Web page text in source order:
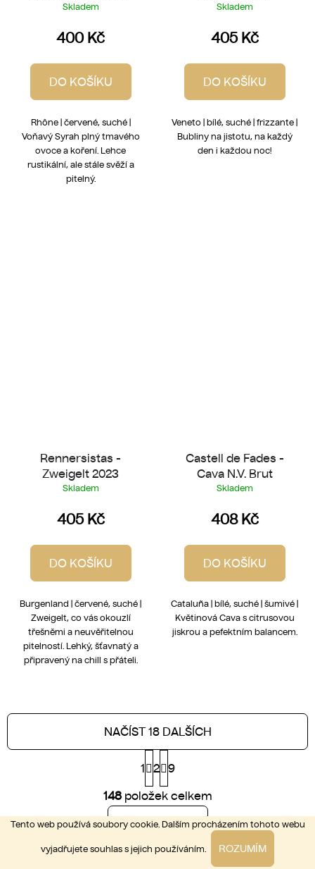
Tento web používá soubory cookie. Dalším procházením tohoto webu
vyjadřujete souhlas s jejich používáním. ROZUMÍM
Skladem
400 Kč
DO KOŠÍKU
Rhône | červené, suché |
Voňavý Syrah plný tmavého
ovoce a koření. Lehce
rustikální, ale stále svěží a
pitelný.
Skladem
405 Kč
DO KOŠÍKU
Veneto | bílé, suché | frizzante |
Bubliny na jistotu, na každý
den i každou noc!
Rennersistas -
Zweigelt 2023
Skladem
405 Kč
DO KOŠÍKU
Burgenland | červené, suché |
Zweigelt, co vás okouzlí
třešněmi a neuvěřitelnou
pitelností. Lehký, šťavnatý a
připravený na chill s přáteli.
Castell de Fades -
Cava N.V. Brut
Skladem
408 Kč
DO KOŠÍKU
Cataluña | bílé, suché | šumivé |
Květinová Cava s citrusovou
jiskrou a pefektním balancem.
O
v
l
á
d
NAČÍST 18 DALŠÍCH
S
t
r
á
n
k
v
1 2
9
148položek celkem
NAHORU